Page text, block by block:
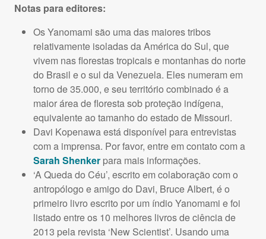
Notas para editores:
Os Yanomami são uma das maiores tribos
relativamente isoladas da América do Sul, que
vivem nas florestas tropicais e montanhas do norte
do Brasil e o sul da Venezuela. Eles numeram em
torno de 35.000, e seu território combinado é a
maior área de floresta sob proteção indígena,
equivalente ao tamanho do estado de Missouri.
Davi Kopenawa está disponível para entrevistas
com a imprensa. Por favor, entre em contato com a
Sarah Shenker para mais informações.
‘A Queda do Céu’, escrito em colaboração com o
antropólogo e amigo do Davi, Bruce Albert, é o
primeiro livro escrito por um índio Yanomami e foi
listado entre os 10 melhores livros de ciência de
2013 pela revista ‘New Scientist’. Usando uma